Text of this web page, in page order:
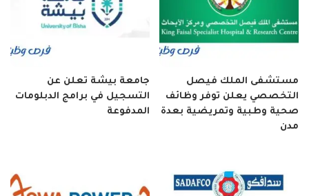
مستشفى الملك فيصل
التخصصي يعلن توفر وظائف
صحية وطبية وتمريضية بعدة
مدن
جامعة بيشة تعلن عن
التسجيل في برامج الدبلومات
المدفوعة